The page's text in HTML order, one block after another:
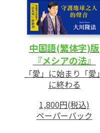
中国語(繁体字)版
『メシアの法』
「愛」に始まり「愛」
に終わる
1,800円(税込)
ペーパーバック